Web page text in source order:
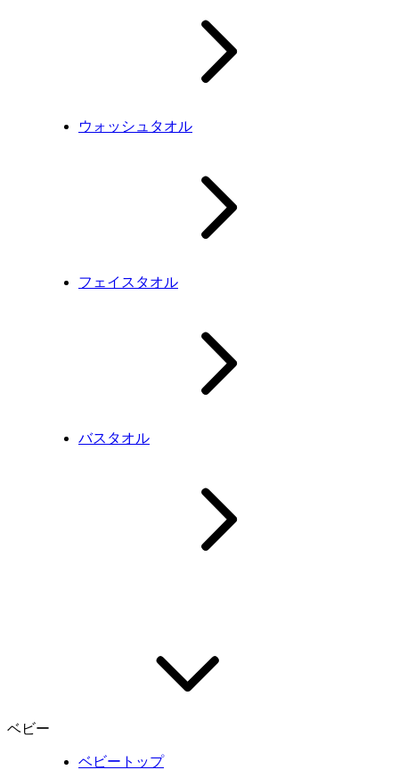
ウォッシュタオル
フェイスタオル
バスタオル
ベビー
ベビートップ